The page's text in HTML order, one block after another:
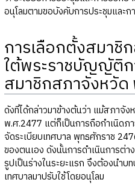
อนุโลมตามขอบังคับการประชุมและ
การเลือกตั้งสมาชิ
ใต้พระราชบัญญัติก
สมาชิกสภาจังหวั
ดังที่ได้กล่าวมาข้างต้นว่า แม้สภาจั
พ.ศ.2477 แต่ก็เป็นการถือกำเนิดภ
จัดระเบียบเทศบาล พุทธศักราช
ของตนเอง ดังนั้นการดำเนินการต่า
รูปเป็นร่างในระยะแรก จึงต้องนำ
เทศบาลมาปรับใช้โดยอนุโลม